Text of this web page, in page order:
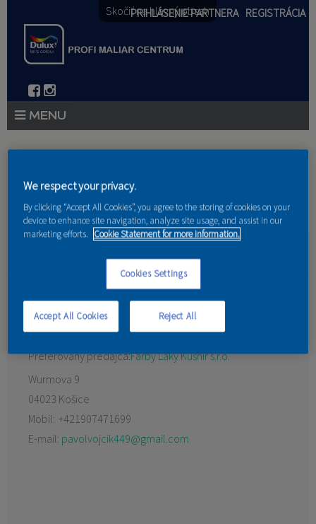
Skočiť na hlavný obsah
PRIHLÁSENIE PARTNERA REGISTRÁCIA
PORADENSTVO
AKCIE A NOVINKY
PARTNERI
Pavol Vojčik
Preferovaný predajca:Farby Laky Kušnír s.r.o.
Wurmova 9
04023 Košice
Mobil: +421907471699
E-mail: pavolvojcik449@gmail.com
We respect your privacy.
By clicking “Accept All Cookies”, you agree to the storing of cookies on your
device to enhance site navigation, analyze site usage, and assist in our
marketing efforts. Cookie Statement for more information.
Cookies Settings
Reject All
Accept All Cookies